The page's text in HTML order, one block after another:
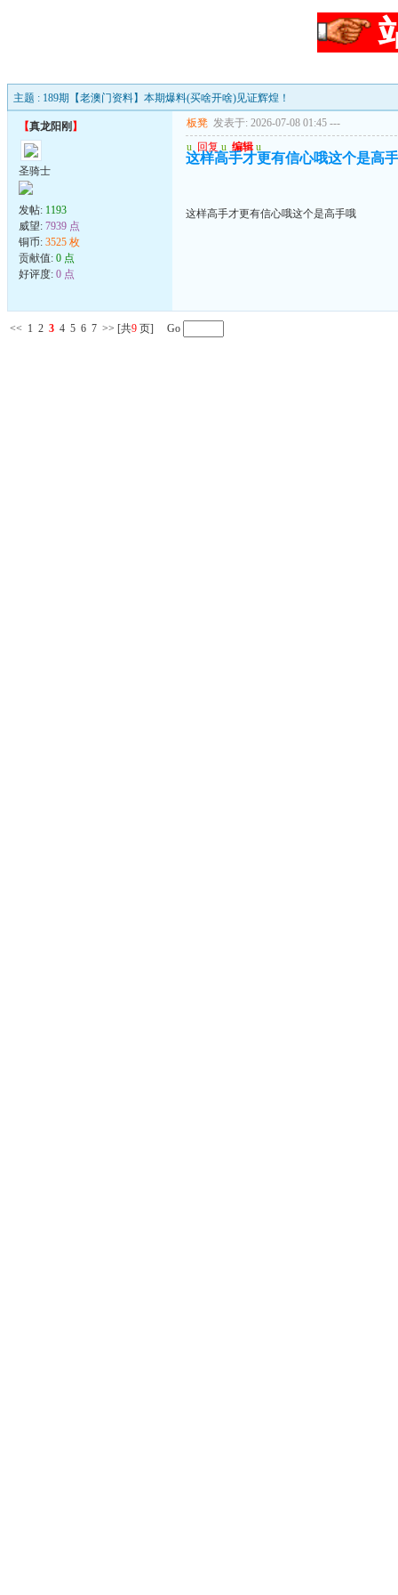
主题 : 189期【老澳门资料】本期爆料(买啥开啥)见证辉煌！
【真龙阳刚 】
圣骑士
发帖: 1193
威望: 7939 点
铜币: 3525 枚
贡献值: 0 点
好评度: 0 点
板凳 发表于: 2026-07-08 01:45 ---
u 回复 u 编辑 u
这样高手才更有信心哦这个是高
这样高手才更有信心哦这个是高手哦
<< 1 2 3 4 5 6 7 >> [共9 页] Go